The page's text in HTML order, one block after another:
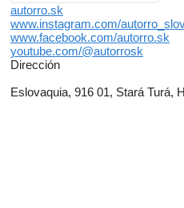
autorro.sk
www.instagram.com/
www.facebook.com/autorro.sk
youtube.com/@autorrosk
Dirección
Eslovaquia, 916 01, Stará Turá,